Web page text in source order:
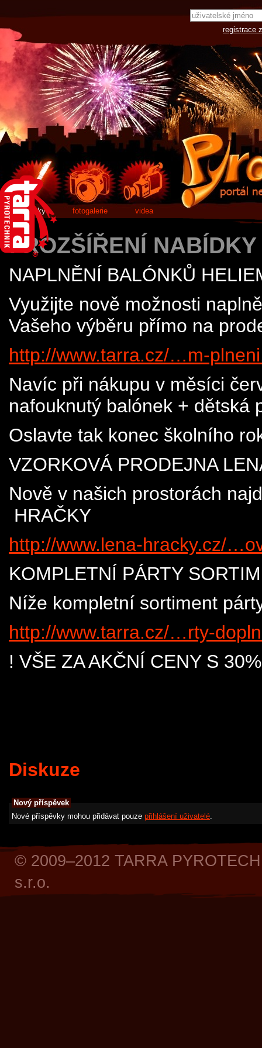
registrace
články fotogalerie videa
! ROZŠÍŘENÍ
NAPLNĚNÍ BALÓNKŮ
Využijte nově možnosti
Vašeho výběru přímo na
http://www.tarra.cz/…m-
Navíc při nákupu v měsíci
nafouknutý balónek + dětská
Oslavte tak konec školního
VZORKOVÁ PRODEJNA
Nově v našich prostorách
HRAČKY
http://www.lena-hracky.cz/
KOMPLETNÍ PÁRTY
Níže kompletní sortiment
http://www.tarra.cz/…rty-
! VŠE ZA AKČNÍ CENY S
Diskuze
Nový příspěvek
Nové příspěvky mohou přidávat pouze přihlášení uživatelé
© 2009–2012 TARRA
s.r.o.